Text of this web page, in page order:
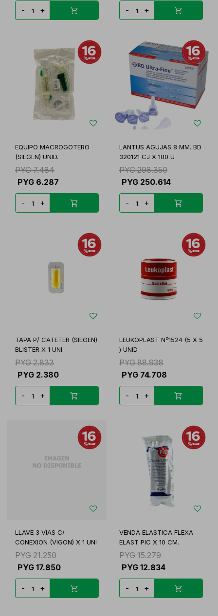
- + - +
EQUIPO MACROGOTERO
(SIEGEN) UNID.
PYG 7.484
PYG 6.287
- +
LANTUS AGUJAS 8 MM. BD
320121 CJ X 100 U
PYG 298.350
PYG 250.614
- +
TAPA P/ CATETER (SIEGEN)
BLISTER X 1 UNI
PYG 2.833
PYG 2.380
- +
LEUKOPLAST Nº1524 (5 X 5
) UNID
PYG 88.938
PYG 74.708
- +
LLAVE 3 VIAS C/
CONEXION (VIGON) X 1 UNI
PYG 21.250
PYG 17.850
- +
VENDA ELASTICA FLEXA
ELAST PIC X 10 CM.
PYG 15.279
PYG 12.834
- +